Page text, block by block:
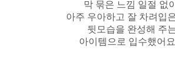
막 묶은 느낌 일절 없이
아주 우아하고 잘 차려입
뒷모습을 완성해 주
아이템으로 입수했어